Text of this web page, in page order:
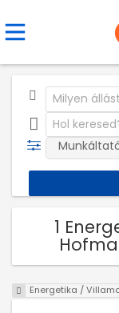
1
Energetika /